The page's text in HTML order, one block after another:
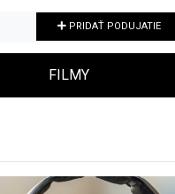
PRIDAŤ PODUJATIE
FILMY